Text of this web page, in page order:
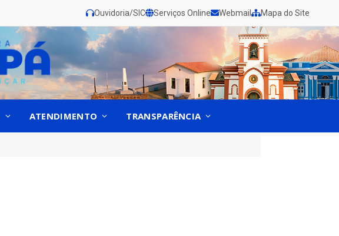
Ouvidoria/SIC Serviços Online Webmail Mapa do Site
ATENDIMENTO TRANSPARÊNCIA